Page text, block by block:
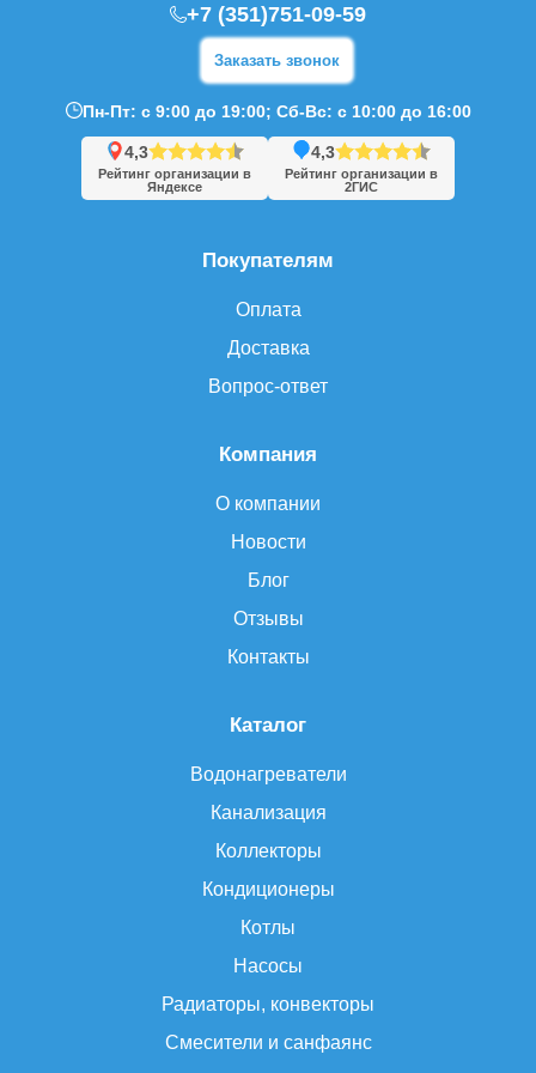
Каталог
Водонагреватели
Канализация
Коллекторы
Кондиционеры
Котлы
Насосы
Радиаторы, конвекторы
Смесители и санфаянс
Компания
О компании
Новости
Блог
Отзывы
Контакты
Покупателям
Оплата
Доставка
Вопрос-ответ
+7 (351)751-09-59
Заказать звонок
Пн-Пт: с 9:00 до 19:00; Сб-Вс: с 10:00 до 16:00
4,3
Рейтинг организации в
Яндексе
4,3
Рейтинг организации в
2ГИС